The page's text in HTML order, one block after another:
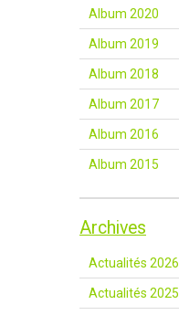
Album 2020
Album 2019
Album 2018
Album 2017
Album 2016
Album 2015
Archives
Actualités 2026
Actualités 2025